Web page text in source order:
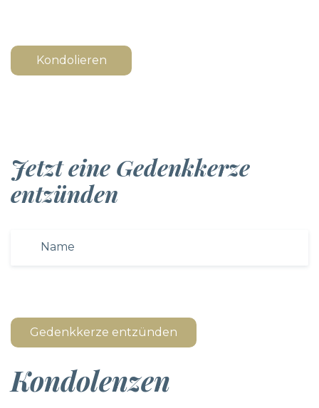
Kondolieren
Jetzt eine Gedenkkerze
entzünden
Gedenkkerze entzünden
Kondolenzen